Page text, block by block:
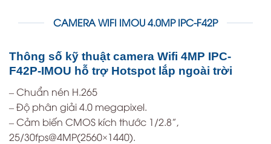
CAMERA WIFI IMOU 4.0MP IPC-F42P
Thông số kỹ thuật camera Wifi 4MP IPC-
F42P-IMOU hỗ trợ Hotspot lắp ngoài trời
– Chuẩn nén H.265
– Độ phân giải 4.0 megapixel.
– Cảm biến CMOS kích thước 1/2.8”,
25/30fps@4MP(2560×1440).